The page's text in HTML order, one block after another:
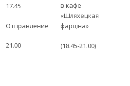
17.45
Отправление
21.00
в кафе
«Шляхецкая
фарцiна»
(18.45-21.00)